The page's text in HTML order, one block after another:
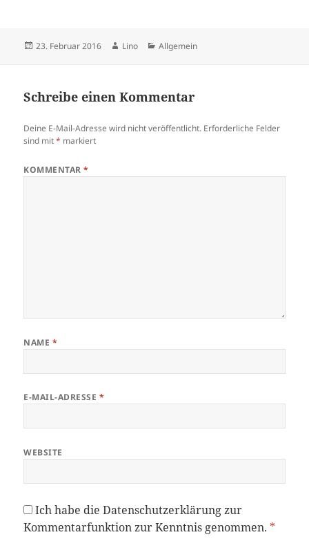
Veröffentlicht
23. Februar 2016 Autor
Lino Kategorien
Allgemein
Schreibe einen Kommentar
Deine E-Mail-Adresse wird nicht veröffentlicht. Erforderliche Felder
sind mit* markiert
KOMMENTAR*
NAME *
E-MAIL-ADRESSE *
WEBSITE
Ich habe dieDatenschutzerklärungzur
Kommentarfunktion zur Kenntnis genommen. *